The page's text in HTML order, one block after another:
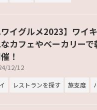
ワイグルメ2023】ワイ
カフェやベーカリー
！
12/12
レストランを探す 旅支度